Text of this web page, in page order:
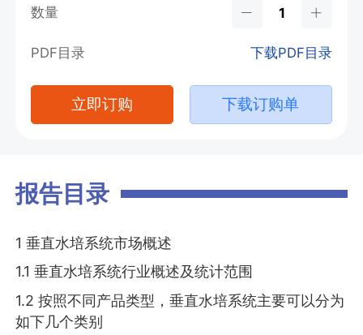
数量
PDF目录 下载PDF目录
立即订购 下载订购单
报告目录
1 垂直水培系统市场概述
1.1 垂直水培系统行业概述及统计范围
1.2 按照不同产品类型，垂直水培系统主要可以分为
如下几个类别